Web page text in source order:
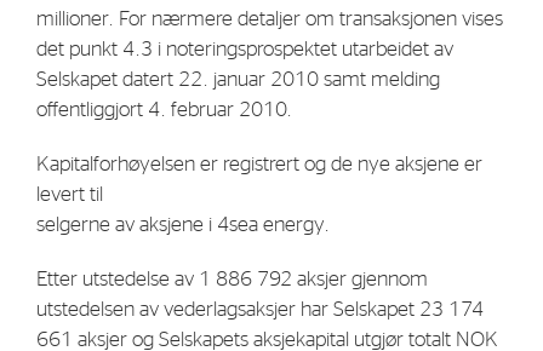
millioner. For nærmere detaljer om transaksjonen vises
det punkt 4.3 i noteringsprospektet utarbeidet av
Selskapet datert 22. januar 2010 samt melding
offentliggjort 4. februar 2010.
Kapitalforhøyelsen er registrert og de nye aksjene er
levert til
selgerne av aksjene i 4sea energy.
Etter utstedelse av 1 886 792 aksjer gjennom
utstedelsen av vederlagsaksjer har Selskapet 23 174
661 aksjer og Selskapets aksjekapital utgjør totalt NOK
Investors
Share Performance
Share Information
Corporate Governance